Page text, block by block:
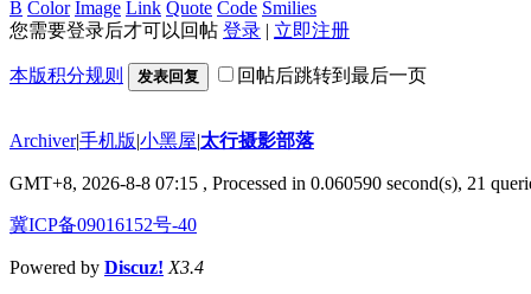
B Color Image Link Quote Code Smilies
您需要登录后才可以回帖 登录 | 立即注册
本版积分规则 发表回复 回帖后跳转到最后一页
Archiver|手机版|小黑屋|太行摄影部落
GMT+8, 2026-8-8 07:15 , Processed in 0.060590 second(s), 21
冀ICP备09016152号-40
Powered by Discuz! X3.4